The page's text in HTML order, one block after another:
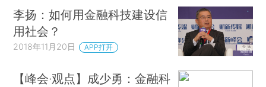
李扬：如何用金融科技建设信
用社会？
2018年11月20日 APP打开
【峰会·观点】成少勇：金融科